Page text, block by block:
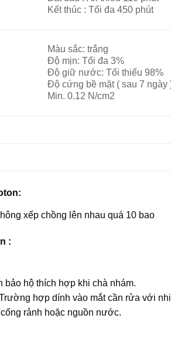
Kết thúc : Tối đa 450 phút
Màu sắc: trắng
Độ mịn: Tối đa 3%
Độ giữ nước: Tối thiểu 98%
Độ cứng bề mặt ( sau 7 ngày
Min. 0.12 N/cm2
xếp chồng lên nhau quá 10 bao
:
bảo hộ thích hợp khi chà nhám.
hợp dính vào mắt cần rửa với
rảnh hoặc nguồn nước.